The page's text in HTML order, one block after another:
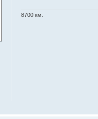
8700 км.